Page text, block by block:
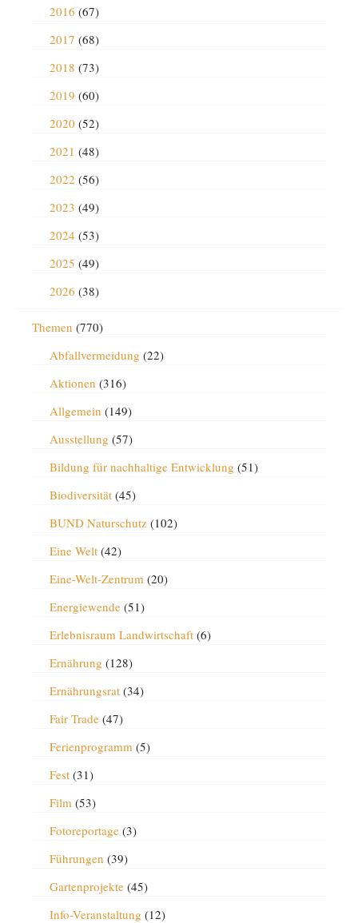
2016 (67)
2017 (68)
2018 (73)
2019 (60)
2020 (52)
2021 (48)
2022 (56)
2023 (49)
2024 (53)
2025 (49)
2026 (38)
Themen (770)
Abfallvermeidung (22)
Aktionen (316)
Allgemein (149)
Ausstellung (57)
Bildung für nachhaltige Entwicklung (51)
Biodiversität(45)
BUND Naturschutz(102)
Eine Welt(42)
Eine-Welt-Zentrum(20)
Energiewende(51)
Erlebnisraum Landwirtschaft(6)
Ernährung (128)
Ernährungsrat(34)
Fair Trade(47)
Ferienprogramm(5)
Fest(31)
Film(53)
Fotoreportage(3)
Führungen (39)
Gartenprojekte(45)
Info-Veranstaltung (12)